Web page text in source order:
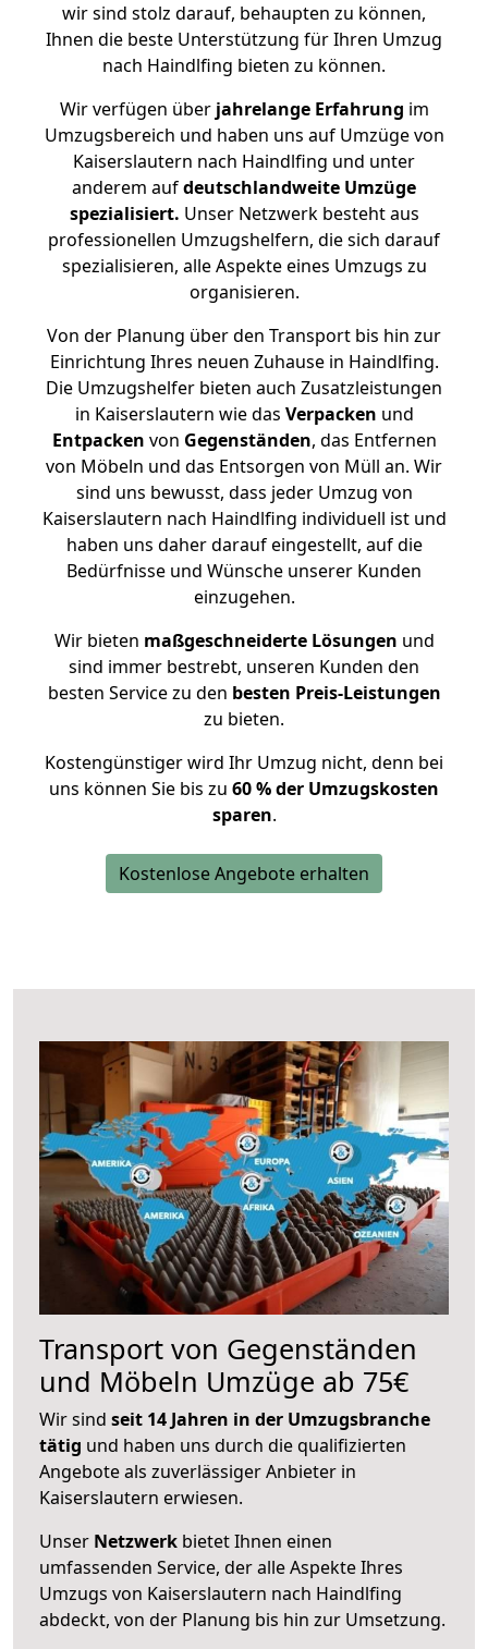
wir sind stolz darauf, behaupten zu können,
Ihnen die beste Unterstützung für Ihren Umzug
nach Haindlfing bieten zu können.
Wir verfügen überjahrelange Erfahrung im
Umzugsbereich und haben uns auf Umzüge von
Kaiserslautern nach Haindlfing und unter
anderem aufdeutschlandweite Umzüge
spezialisiert. Unser Netzwerk besteht aus
professionellen Umzugshelfern, die sich darauf
spezialisieren, alle Aspekte eines Umzugs zu
organisieren.
Von der Planung über den Transport bis hin zur
Einrichtung Ihres neuen Zuhause in Haindlfing.
Die Umzugshelfer bieten auch Zusatzleistungen
in Kaiserslautern wie das Verpacken und
Entpacken von Gegenständen, das Entfernen
von Möbeln und das Entsorgen von Müll an. Wir
sind uns bewusst, dass jeder Umzug von
Kaiserslautern nach Haindlfing individuell ist und
haben uns daher darauf eingestellt, auf die
Bedürfnisse und Wünsche unserer Kunden
einzugehen.
Wir bieten maßgeschneiderte Lösungen und
sind immer bestrebt, unseren Kunden den
besten Service zu den besten Preis-Leistungen
zu bieten.
Kostengünstiger wird Ihr Umzug nicht, denn bei
uns können Sie bis zu 60 % der Umzugskosten
sparen.
Kostenlose Angebote erhalten
Transport von Gegenständen
und Möbeln Umzüge ab 75€
Wir sind seit 14 Jahren in der Umzugsbranche
tätig und haben uns durch die qualifizierten
Angebote als zuverlässiger Anbieter in
Kaiserslautern erwiesen.
Unser Netzwerk bietet Ihnen einen
umfassenden Service, der alle Aspekte Ihres
Umzugs von Kaiserslautern nach Haindlfing
abdeckt, von der Planung bis hin zur Umsetzung.